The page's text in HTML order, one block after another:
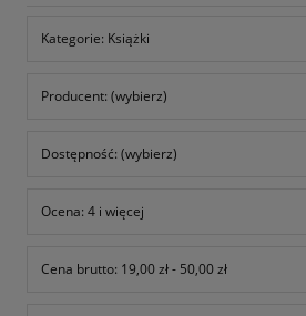
Kategorie: Książki
Producent: (wybierz)
Dostępność: (wybierz)
Ocena: 4 i więcej
Cena brutto: 19,00 zł - 50,00 zł